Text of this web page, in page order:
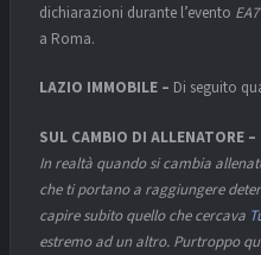
dichiarazioni durante l’evento
a Roma.
LAZIO IMMOBILE – Di seguito
SUL CAMBIO DI ALLENATORE –
In realtà quando si cambia
che ti portano a raggiungere
capire subito quello che cercava
estremo ad un altro. Purtroppo